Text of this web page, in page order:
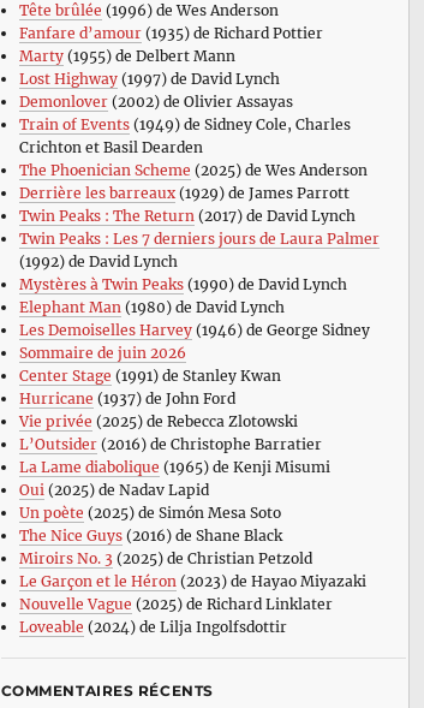
Tête brûlée (1996) de Wes Anderson
Fanfare d’amour(1935) de Richard Pottier
Marty(1955) de Delbert Mann
Lost Highway(1997) de David Lynch
Demonlover(2002) de Olivier Assayas
Train of Events(1949) de Sidney Cole, Charles
Crichton et Basil Dearden
The Phoenician Scheme (2025) de Wes Anderson
Derrière les barreaux(1929) de James Parrott
Twin Peaks : The Return(2017) de David Lynch
Twin Peaks : Les 7 derniers jours de Laura Palmer
(1992) de David Lynch
Mystères à Twin Peaks(1990) de David Lynch
Elephant Man(1980) de David Lynch
Les Demoiselles Harvey(1946) de George Sidney
Sommaire de juin 2026
Center Stage (1991) de Stanley Kwan
Hurricane (1937) de John Ford
Vie privée (2025) de Rebecca Zlotowski
L’Outsider(2016) de Christophe Barratier
La Lame diabolique (1965) de Kenji Misumi
Oui(2025) de Nadav Lapid
Un poète (2025) de Simón Mesa Soto
The Nice Guys(2016) de Shane Black
Miroirs No. 3 (2025) de Christian Petzold
Le Garçon et le Héron(2023) de Hayao Miyazaki
Nouvelle Vague (2025) de Richard Linklater
Loveable (2024) de Lilja Ingolfsdottir
COMMENTAIRES RÉCENTS